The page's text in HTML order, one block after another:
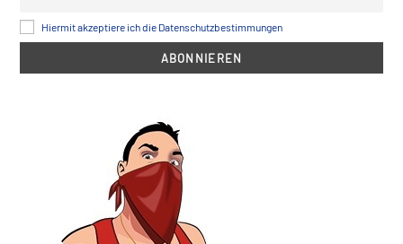
Hiermit akzeptiere ich die Datenschutzbestimmungen